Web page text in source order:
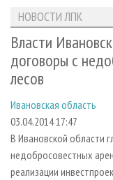
ЛЕСОЗАГОТОВКА
ЛЕСОПИЛЕНИЕ
ДЕРЕВООБРАБОТКА
СУШКА ДРЕВЕСИНЫ
ПРОИЗВОДСТВО
ДЕРЕВЯННОЕ
ПРОИЗВОДСТВО
НОВОСТИ ЛПК
НОВОСТИ
НОВОСТИ
ПРОЕКТЫ ЛПИ
АНАЛИТИКА
ПРЕДПРИЯТИЯ
ЛЕСНЫЕ РЕГИОНЫ
ПЕРСОНЫ
МОБИЛЬНЫЕ
ОФИЦИАЛЬНЫЕ
ПРИОРИТЕТНЫЕ
АРХИВ ЖУРНАЛОВ
СТАТЬИ
О ЖУРНАЛЕ
ПОДПИСКА
КОНТАКТЫ
РЕКЛАМОДАТЕЛЯМ
РЕКЛАМА
РЕКЛАМА НА САЙТЕ
НОВОСТИ ЛПК
Власти
договоры с
лесов
Ивановская область
03.04.2014 17:47
В Ивановской области
недобросовестных
реализации